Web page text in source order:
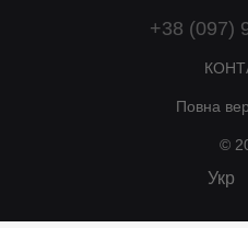
+38 (097)
Повна
©
Укр